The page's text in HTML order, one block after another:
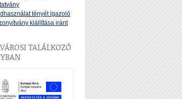
tényét igazoló
kiállítása iránt
TALÁLKOZÓ